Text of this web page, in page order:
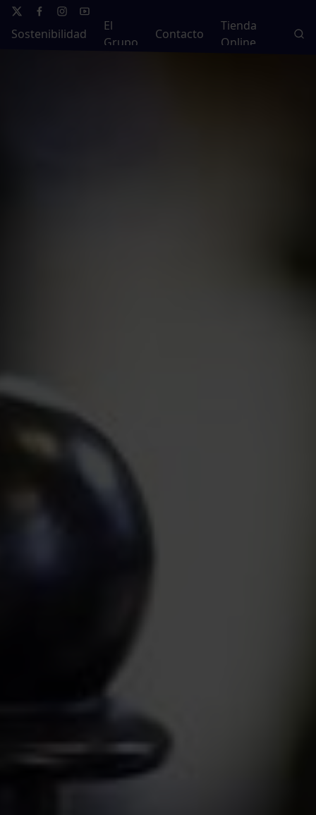
Sostenibilidad
El
Grupo
Contacto
Tienda
Online